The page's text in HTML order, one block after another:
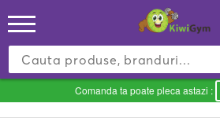
Comanda ta poate pleca astazi :